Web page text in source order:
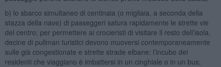
b) lo sbarco simultaneo di centinaia (o migliaia, a seconda della
stazza della nave) di passeggeri satura rapidamente le strette vie
del centro; per permettere ai crocieristi di visitare il resto dell’isola,
decine di pullman turistici devono muoversi contemporaneamente
sulle già congestionate e strette strade elbane: l’incubo dei
residenti che viaggiano è imbattersi in un cinghiale o in un bus;